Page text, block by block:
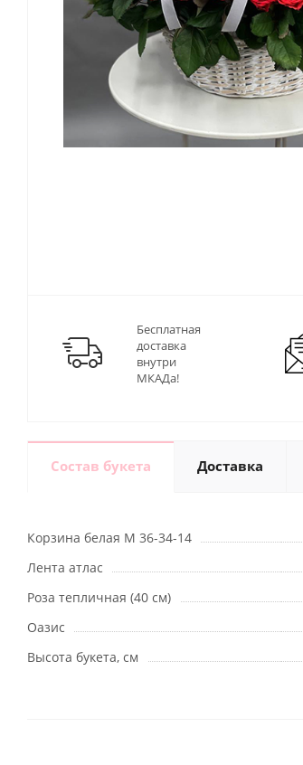
Бесплатная
доставка
внутри
МКАДа!
Состав букета Доставка
Корзина белая М 36-34-14
Лента атлас
Роза тепличная (40 см)
Оазис
Высота букета, см